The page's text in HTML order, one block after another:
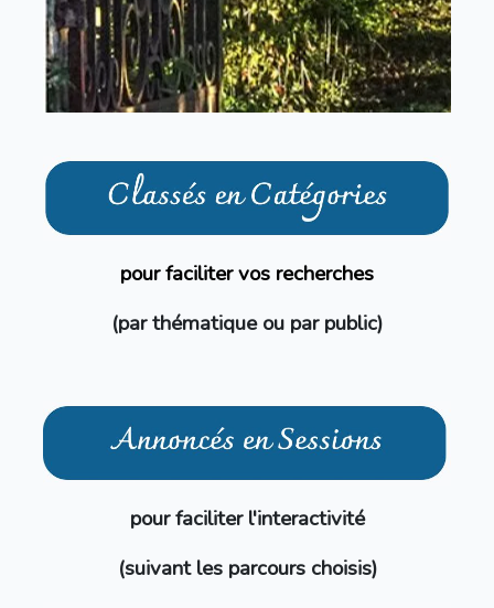
pour faciliter vos recherches
(par thématique ou par public)
pour faciliter l'interactivité
(suivant les parcours choisis)